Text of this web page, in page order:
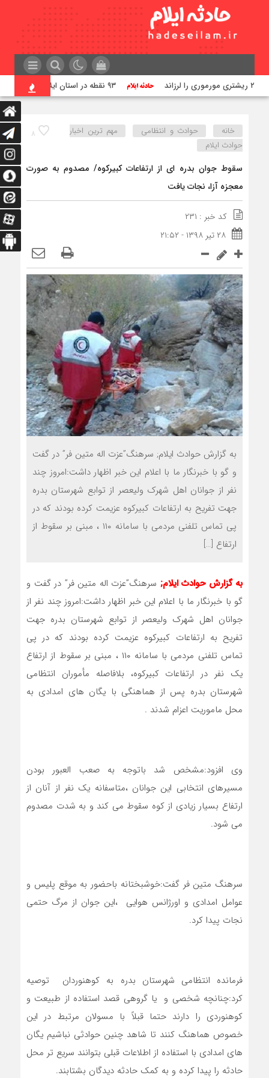
۸ خانه حوادث و انتظامی
مهم ترین اخبار
حوادث ایلام
سقوط جوان بدره ای از ارتفاعات کبیرکوه/ مصدوم به صورت
معجزه آزا، نجات یافت
کد خبر : ۲۳۱
۲۸ تیر ۱۳۹۸ - ۲۱:۵۲
به گزارش حوادث ایلام; سرهنگ”عزت اله متین فر” در گفت
و گو با خبرنگار ما با اعلام این خبر اظهار داشت:امروز چند
نفر از جوانان اهل شهرک ولیعصر از توابع شهرستان بدره
جهت تفریح به ارتفاعات کبیرکوه عزیمت کرده بودند که در
پی تماس تلفنی مردمی با سامانه ۱۱۰ ، مبنی بر سقوط از
ارتفاع […]
به گزارش حوادث ایلام; سرهنگ”عزت اله متین فر” در گفت و
گو با خبرنگار ما با اعلام این خبر اظهار داشت:امروز چند نفر از
جوانان اهل شهرک ولیعصر از توابع شهرستان بدره جهت
تفریح به ارتفاعات کبیرکوه عزیمت کرده بودند که در پی
تماس تلفنی مردمی با سامانه ۱۱۰ ، مبنی بر سقوط از ارتفاع
یک نفر در ارتفاعات کبیرکوه، بلافاصله مأموران انتظامی
شهرستان بدره پس از هماهنگی با یگان های امدادی به
محل ماموریت اعزام شدند .
وی افزود:مشخص شد باتوجه به صعب العبور بودن
مسیرهای انتخابی این جوانان ،متاسفانه یک نفر از آنان از
ارتفاع بسیار زیادی از کوه سقوط می کند و به شدت مصدوم
می شود.
سرهنگ متین فر گفت:خوشبختانه باحضور به موقع پلیس و
عوامل امدادی و اورژانس هوایی ،این جوان از مرگ حتمی
نجات پیدا کرد.
فرمانده انتظامی شهرستان بدره به کوهنوردان توصیه
کرد:چنانچه شخصی و یا گروهی قصد استفاده از طبیعت و
کوهنوردی را دارند حتما قبلاً با مسولان مرتبط در این
خصوص هماهنگ کنند تا شاهد چنین حوادثی نباشیم یگان
های امدادی با استفاده از اطلاعات قبلی بتوانند سریع تر محل
حادثه را پیدا کرده و به کمک حادثه دیدگان بشتابند.